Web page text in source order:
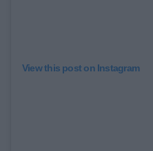
View this post on Instagram